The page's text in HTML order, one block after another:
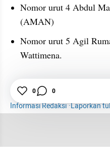
Nomor urut 4 Abdul
(AMAN)
Nomor urut 5 Agil
Wattimena.
KPU
Rekapitulasi KPU
Informasi Redaksi·Laporkan
0 0